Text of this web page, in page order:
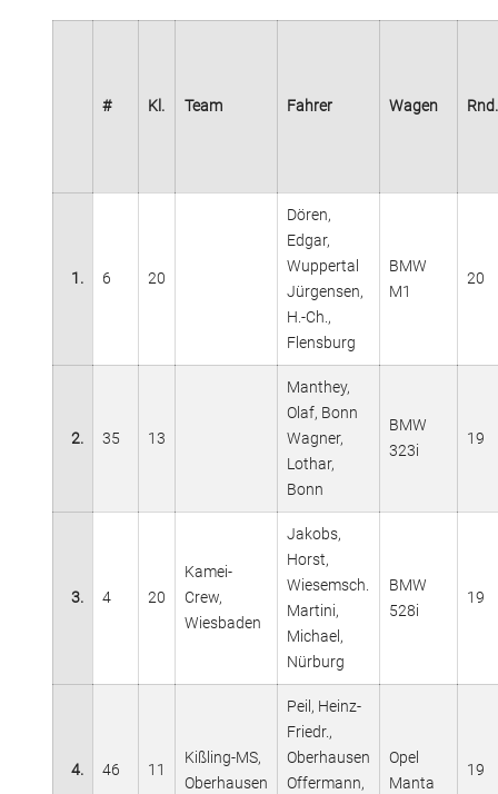
# Kl. Team Fahrer Wagen Rnd.
1. 6 20
Dören,
Edgar,
Wuppertal
Jürgensen,
H.-Ch.,
Flensburg
BMW
M1
20
2. 35 13
Manthey,
Olaf, Bonn
Wagner,
Lothar,
Bonn
BMW
323i
19
3. 4 20
Kamei-
Crew,
Wiesbaden
Jakobs,
Horst,
Wiesemsch.
Martini,
Michael,
Nürburg
BMW
528i
19
4. 46 11
Kißling-MS,
Oberhausen
Peil, Heinz-
Friedr.,
Oberhausen
Offermann,
Opel
Manta
19